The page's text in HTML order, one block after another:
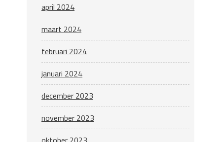
april 2024
maart 2024
februari 2024
januari 2024
december 2023
november 2023